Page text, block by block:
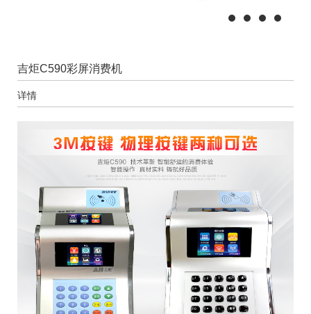
吉炬C590彩屏消费机
详情